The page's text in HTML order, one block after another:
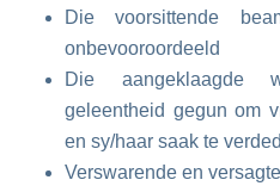
Die voorsittende
onbevooroordeeld
Die aangeklaagde
geleentheid gegun om
en sy/haar saak te
Verswarende en